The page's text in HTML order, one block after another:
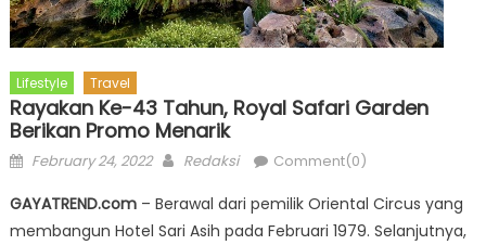
Lifestyle Travel
Rayakan Ke-43 Tahun, Royal Safari Garden
Berikan Promo Menarik
Posted
February 24, 2022 Author
Redaksi Comment(0)
GAYATREND.com– Berawal dari pemilik Oriental Circus yang
membangun Hotel Sari Asih pada Februari 1979. Selanjutnya,